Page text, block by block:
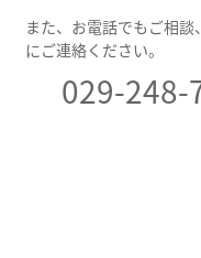
また、お電話でもご相
にご連絡ください。
029-248-